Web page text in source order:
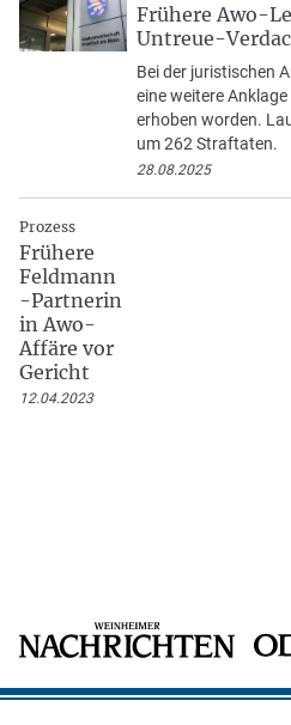
Frühere Awo-
Untreue-
Bei der juristischen
eine weitere
erhoben worden.
um 262 Straftaten.
28.08.2025
Prozess
Frühere
Feldmann
-Partnerin
in Awo-
Affäre vor
Gericht
12.04.2023